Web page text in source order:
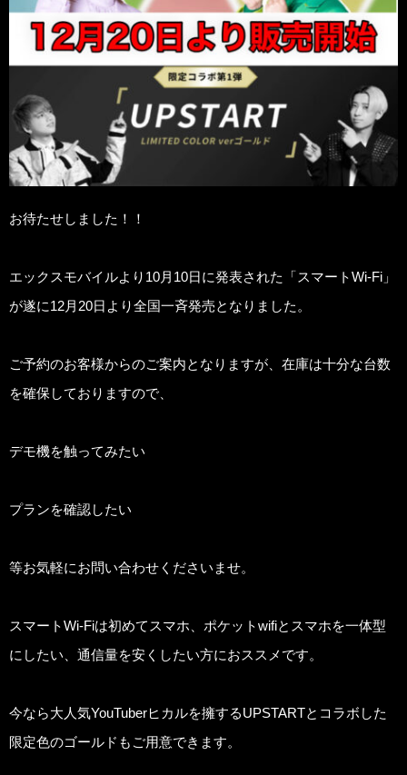
お待たせしました！！
エックスモバイルより10月10日に発表された「スマートWi-Fi」
が遂に12月20日より全国一斉発売となりました。
ご予約のお客様からのご案内となりますが、在庫は十分な台数
を確保しておりますので、
デモ機を触ってみたい
プランを確認したい
等お気軽にお問い合わせくださいませ。
スマートWi-Fiは初めてスマホ、ポケットwifiとスマホを一体型
にしたい、通信量を安くしたい方におススメです。
今なら大人気YouTuberヒカルを擁するUPSTARTとコラボした
限定色のゴールドもご用意できます。